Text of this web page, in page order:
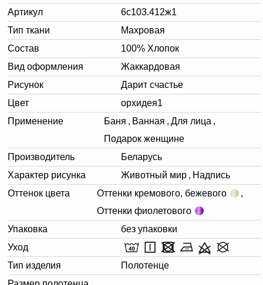
Артикул
6с103.412ж1
Тип ткани
Махровая
Состав
100% Хлопок
Вид оформления
Жаккардовая
Рисунок
Дарит счастье
Цвет
орхидея1
Применение
Баня , Ванная , Для лица ,
Подарок женщине
Производитель
Беларусь
Характер рисунка
Животный мир , Надпись
Оттенок цвета
Оттенки кремового, бежевого
,
Оттенки фиолетового
Упаковка
без упаковки
Уход
Тип изделия
Полотенце